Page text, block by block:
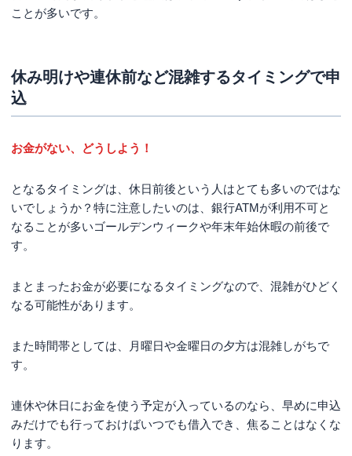
ことが多いです。
休み明けや連休前など混雑するタイミングで申
込
お金がない、どうしよう！
となるタイミングは、休日前後という人はとても多いのではな
いでしょうか？特に注意したいのは、銀行ATMが利用不可と
なることが多いゴールデンウィークや年末年始休暇の前後で
す。
まとまったお金が必要になるタイミングなので、混雑がひどく
なる可能性があります。
また時間帯としては、月曜日や金曜日の夕方は混雑しがちで
す。
連休や休日にお金を使う予定が入っているのなら、早めに申込
みだけでも行っておけばいつでも借入でき、焦ることはなくな
ります。